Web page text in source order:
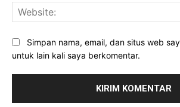
Simpan nama, email, dan situs web
untuk lain kali saya berkomentar.